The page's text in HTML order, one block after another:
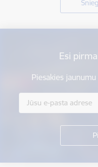
Esi
Piesakies